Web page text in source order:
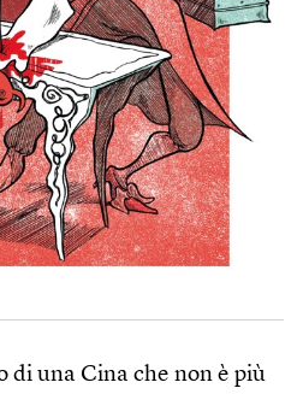
di una Cina che non è più